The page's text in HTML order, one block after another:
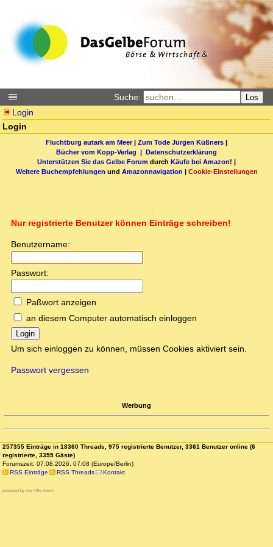
Suche: Los
Login
Login
Fluchtburg autark am Meer| Zum Tode Jürgen Küßners |
Bücher vom Kopp-Verlag | Datenschutzerklärung
Unterstützen Sie das Gelbe Forum durch Käufe bei Amazon! |
Weitere Buchempfehlungen und Amazonnavigation | Cookie-Einstellungen
Nur registrierte Benutzer können Einträge schreiben!
Benutzername:
Passwort:
Paßwort anzeigen
an diesem Computer automatisch einloggen
Login
Um sich einloggen zu können, müssen Cookies aktiviert sein.
Passwort vergessen
Werbung
257355 Einträge in 18360 Threads, 975 registrierte Benutzer, 3361 Benutzer online (6
registrierte, 3355 Gäste)
Forumszeit: 07.08.2026, 07:08 (Europe/Berlin)
RSS Einträge
RSS Threads Kontakt
powered by my little forum